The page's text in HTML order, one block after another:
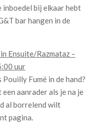
inboedel bij elkaar hebt
bar hangen in de
Ensuite/Razmataz –
uur
Fumé in de hand?
aanrader als je na je
al borrelend wilt
pagina.